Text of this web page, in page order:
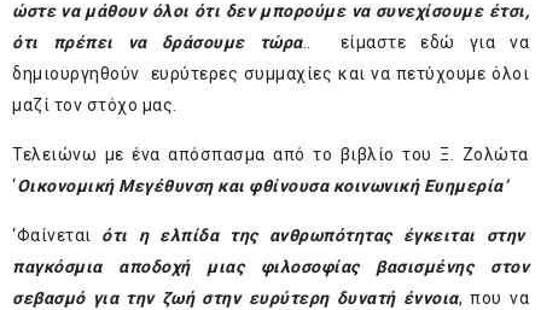
ώστε να μάθουν όλοι ότι δεν μπορούμε να συνεχίσουμε έτσι,
ότι πρέπει να δράσουμε τώρα.. είμαστε εδώ για να
δημιουργηθούν ευρύτερες συμμαχίες και να πετύχουμε όλοι
μαζί τον στόχο μας.
Τελειώνω με ένα απόσπασμα από το βιβλίο του Ξ. Ζολώτα
‘Οικονομική Μεγέθυνση και φθίνουσα κοινωνική Ευημερία’
‘Φαίνεται ότι η ελπίδα της ανθρωπότητας έγκειται στην
παγκόσμια αποδοχή μιας φιλοσοφίας βασισμένης στον
σεβασμό για την ζωή στην ευρύτερη δυνατή έννοια, που να